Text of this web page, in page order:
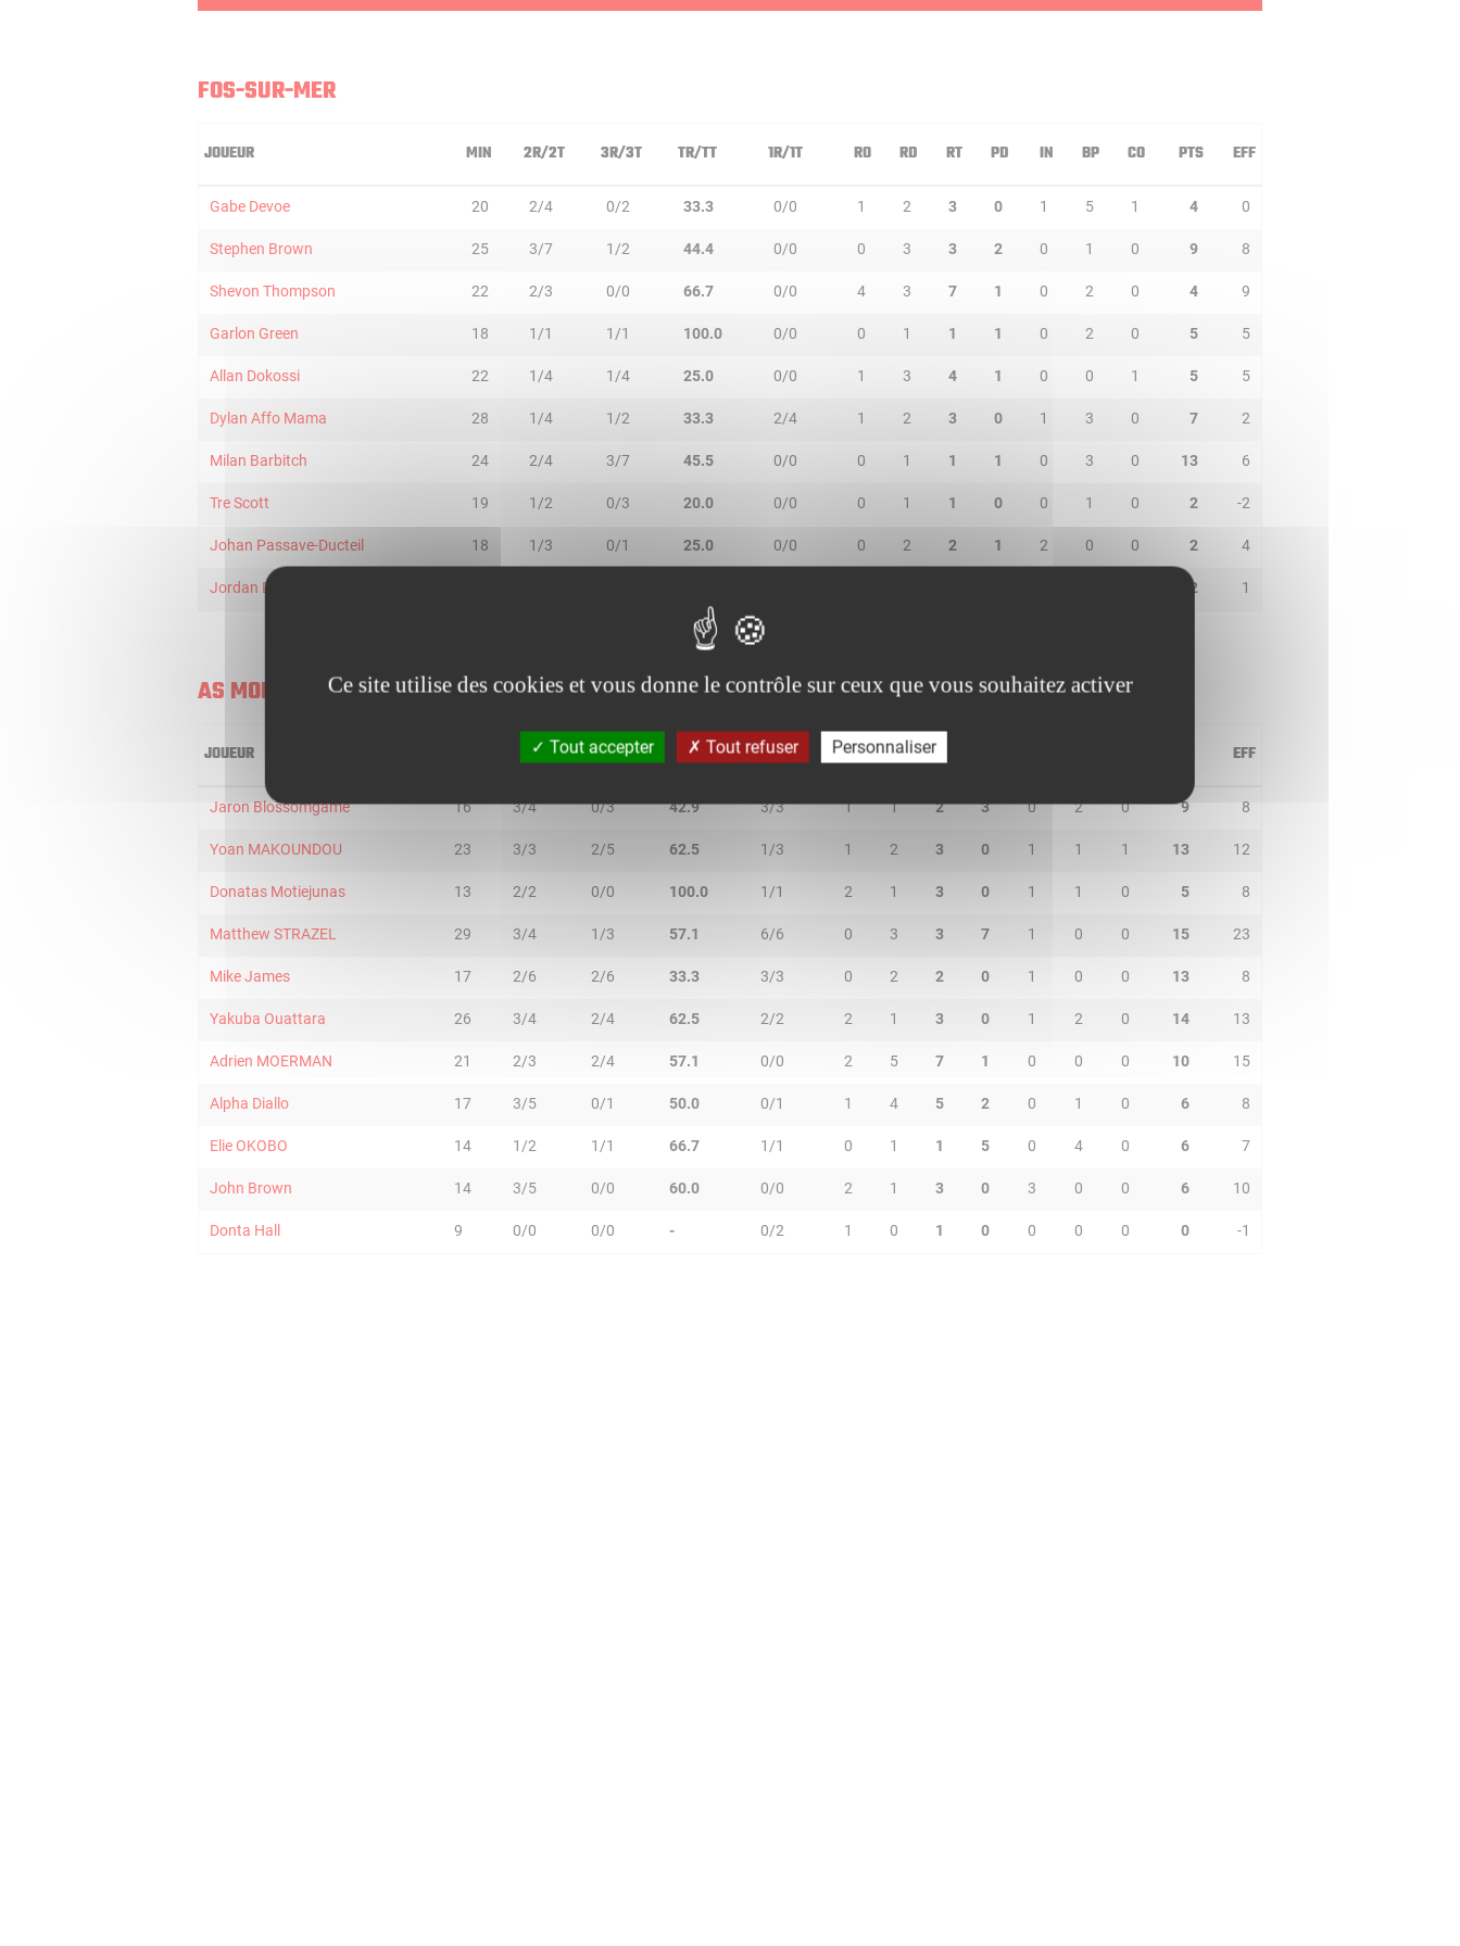
FOS-SUR-MER
JOUEUR MIN 2R/2T 3R/3T TR/TT 1R/1T RO RD RT PD IN BP CO PTS EFF
Gabe Devoe 20 2/4 0/2 33.3 0/0 1 2 3 0 1 5 1 4 0
Stephen Brown 25 3/7 1/2 44.4 0/0 0 3 3 2 0 1 0 9 8
Shevon Thompson 22 2/3 0/0 66.7 0/0 4 3 7 1 0 2 0 4 9
Garlon Green 18 1/1 1/1 100.0 0/0 0 1 1 1 0 2 0 5 5
Allan Dokossi 22 1/4 1/4 25.0 0/0 1 3 4 1 0 0 1 5 5
Dylan Affo Mama 28 1/4 1/2 33.3 2/4 1 2 3 0 1 3 0 7 2
Milan Barbitch 24 2/4 3/7 45.5 0/0 0 1 1 1 0 3 0 13 6
Tre Scott 19 1/2 0/3 20.0 0/0 0 1 1 0 0 1 0 2 -2
Johan Passave-Ducteil 18 1/3 0/1 25.0 0/0 0 2 2 1 2 0 0 2 4
Jordan Degre 2 1
AS MONACO
JOUEUR 2R/2T 3R/3T TR/TT 1R/1T RO RD RT EFF
Jaron Blossomgame 16 3/4 0/3 42.9 3/3 1 1 2 3 0 2 0 9 8
Yoan MAKOUNDOU 23 3/3 2/5 62.5 1/3 1 2 3 0 1 1 1 13 12
Donatas Motiejunas 13 2/2 0/0 100.0 1/1 2 1 3 0 1 1 0 5 8
Matthew STRAZEL 29 3/4 1/3 57.1 6/6 0 3 3 7 1 0 0 15 23
Mike James 17 2/6 2/6 33.3 3/3 0 2 2 0 1 0 0 13 8
Yakuba Ouattara 26 3/4 2/4 62.5 2/2 2 1 3 0 1 2 0 14 13
Adrien MOERMAN 21 2/3 2/4 57.1 0/0 2 5 7 1 0 0 0 10 15
Alpha Diallo 17 3/5 0/1 50.0 0/1 1 4 5 2 0 1 0 6 8
Elie OKOBO 14 1/2 1/1 66.7 1/1 0 1 1 5 0 4 0 6 7
John Brown 14 3/5 0/0 60.0 0/0 2 1 3 0 3 0 0 6 10
Donta Hall 9 0/0 0/0 - 0/2 1 0 1 0 0 0 0 0 -1
Ce site utilise des cookies et vous donne le contrôle sur ceux que vous souhaitez activer
Tout accepter Tout refuser Personnaliser